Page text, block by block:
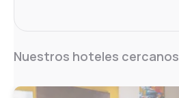
Nuestros hoteles cercanos